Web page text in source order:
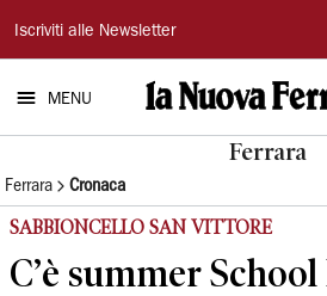
La
Nuova
Ferrara
Iscriviti alle Newsletter
MENU
Ferrara
Ferrara Cronaca
SABBIONCELLO SAN VITTORE
C’è summer School